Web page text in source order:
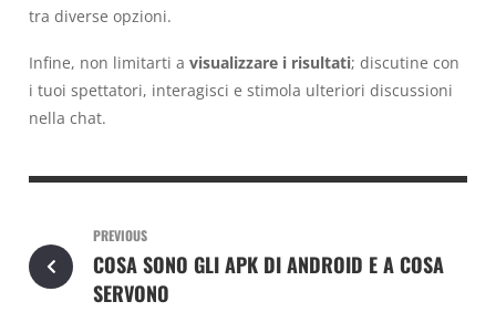
tra diverse opzioni.
Infine, non limitarti a visualizzare i risultati; discutine con
i tuoi spettatori, interagisci e stimola ulteriori discussioni
nella chat.
PREVIOUS
COSA SONO GLI APK DI ANDROID E A COSA
SERVONO